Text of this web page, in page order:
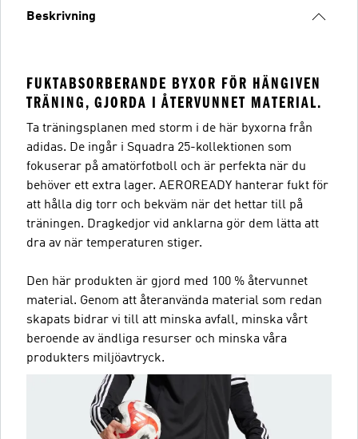
Beskrivning
FUKTABSORBERANDE BYXOR FÖR HÄNGIVEN
TRÄNING, GJORDA I ÅTERVUNNET MATERIAL.
Ta träningsplanen med storm i de här byxorna från
adidas. De ingår i Squadra 25-kollektionen som
fokuserar på amatörfotboll och är perfekta när du
behöver ett extra lager. AEROREADY hanterar fukt för
att hålla dig torr och bekväm när det hettar till på
träningen. Dragkedjor vid anklarna gör dem lätta att
dra av när temperaturen stiger.
Den här produkten är gjord med 100 % återvunnet
material. Genom att återanvända material som redan
skapats bidrar vi till att minska avfall, minska vårt
beroende av ändliga resurser och minska våra
produkters miljöavtryck.